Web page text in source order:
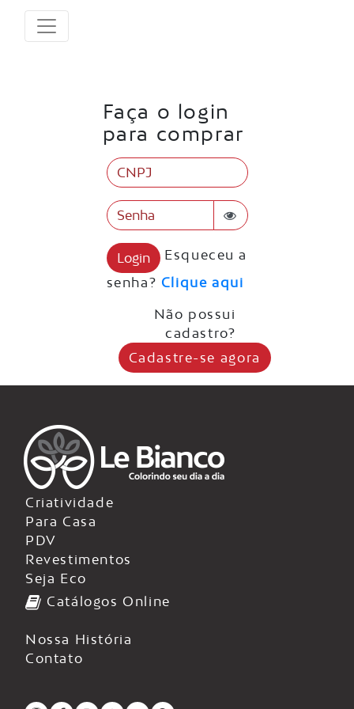
Faça o login
para comprar
Login
Esqueceu a
senha? Clique aqui
Não possui
cadastro?
Cadastre-se agora
Criatividade
Para Casa
PDV
Revestimentos
Seja Eco
Catálogos Online
Nossa História
Contato